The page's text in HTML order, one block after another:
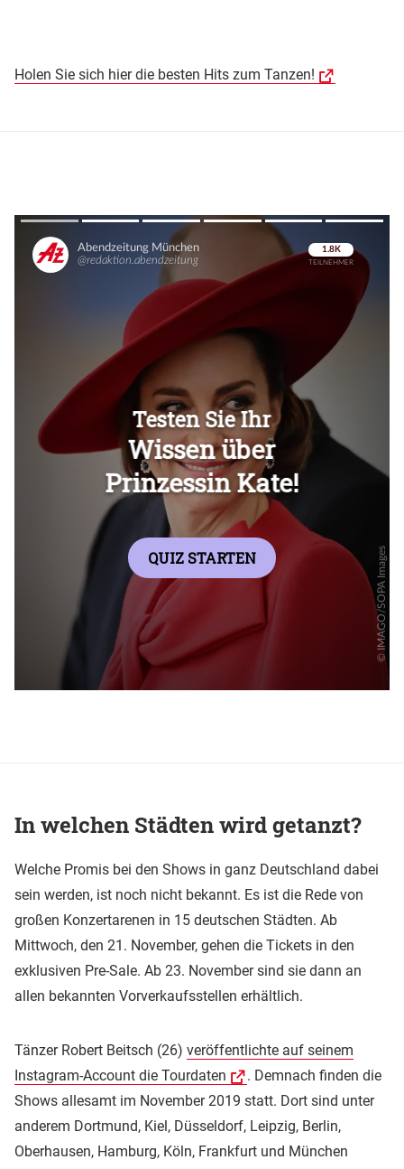
Holen Sie sich hier die besten Hits zum Tanzen!
Überspringen
Überspringen
In welchen Städten wird getanzt?
Welche Promis bei den Shows in ganz Deutschland dabei
sein werden, ist noch nicht bekannt. Es ist die Rede von
großen Konzertarenen in 15 deutschen Städten. Ab
Mittwoch, den 21. November, gehen die Tickets in den
exklusiven Pre-Sale. Ab 23. November sind sie dann an
allen bekannten Vorverkaufsstellen erhältlich.
Tänzer Robert Beitsch (26) veröffentlichte auf seinem
Instagram-Account die Tourdaten
. Demnach finden die
Shows allesamt im November 2019 statt. Dort sind unter
anderem Dortmund, Kiel, Düsseldorf, Leipzig, Berlin,
Oberhausen, Hamburg, Köln, Frankfurt und München